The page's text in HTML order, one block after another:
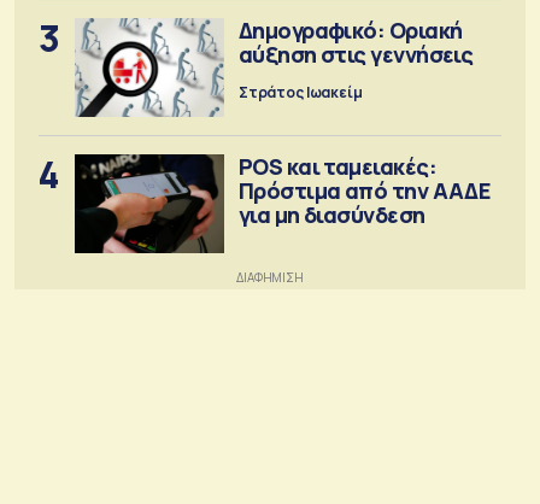
3
Δημογραφικό: Οριακή
αύξηση στις γεννήσεις
Στράτος Ιωακείμ
4
POS και ταμειακές:
Πρόστιμα από την ΑΑΔΕ
για μη διασύνδεση